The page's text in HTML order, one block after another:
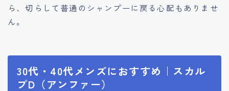
ら、切らして普通のシャンプーに戻る心配もありませ
ん。
30代・40代メンズにおすすめ｜スカル
プD（アンファー）